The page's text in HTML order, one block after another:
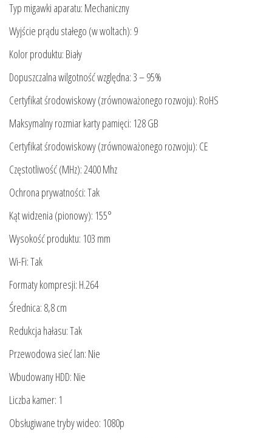
Typ migawki aparatu: Mechaniczny
Wyjście prądu stałego (w woltach): 9
Kolor produktu: Biały
Dopuszczalna wilgotność względna: 3 – 95%
Certyfikat środowiskowy (zrównoważonego rozwoju): RoHS
Maksymalny rozmiar karty pamięci: 128 GB
Certyfikat środowiskowy (zrównoważonego rozwoju): CE
Częstotliwość (MHz): 2400 Mhz
Ochrona prywatności: Tak
Kąt widzenia (pionowy): 155°
Wysokość produktu: 103 mm
Wi-Fi: Tak
Formaty kompresji: H.264
Średnica: 8,8 cm
Redukcja hałasu: Tak
Przewodowa sieć lan: Nie
Wbudowany HDD: Nie
Liczba kamer: 1
Obsługiwane tryby wideo: 1080p